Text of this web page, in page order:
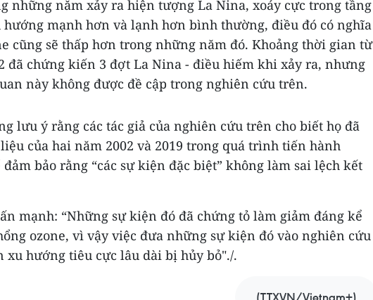
những năm xảy ra hiện tượng La Nina, xoáy cực trong tầng
mạnh hơn và lạnh hơn bình thường, điều đó có nghĩa
cũng sẽ thấp hơn trong những năm đó. Khoảng thời gian từ
đã chứng kiến 3 đợt La Nina - điều hiếm khi xảy ra, nhưng
này không được đề cập trong nghiên cứu trên.
lưu ý rằng các tác giả của nghiên cứu trên cho biết họ đã
của hai năm 2002 và 2019 trong quá trình tiến hành
bảo rằng “các sự kiện đặc biệt” không làm sai lệch kết
mạnh: “Những sự kiện đó đã chứng tỏ làm giảm đáng kể
ozone, vì vậy việc đưa những sự kiện đó vào nghiên cứu
xu hướng tiêu cực lâu dài bị hủy bỏ"./.